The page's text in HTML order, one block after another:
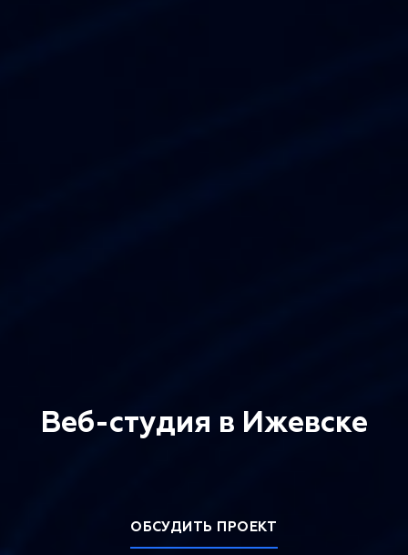
Веб-студия в Ижевске
ОБСУДИТЬ ПРОЕКТ